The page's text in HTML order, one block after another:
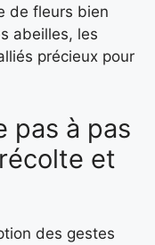
de fleurs bien
abeilles, les
précieux pour
pas à pas
et
des gestes